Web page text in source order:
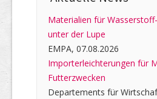
Materialien für
unter der Lupe
EMPA, 07.08.2026
Importerleichterungen für
Futterzwecken
Departements für